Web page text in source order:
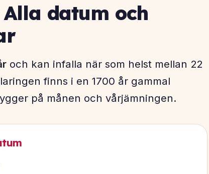
datum och
och kan infalla när som helst mellan 22
finns i en 1700 år gammal
på månen och vårjämningen.